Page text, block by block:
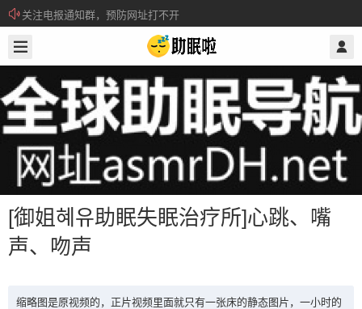
关注电报通知群，预防网址打不开
所有注册用户记得每日来签到领取积分。
[御姐혜유助眠失眠治疗所]心跳、嘴
声、吻声
缩略图是原视频的，正片视频里面就只有一张床的静态图片，一小时的
@ 助眠啦
声、吻声